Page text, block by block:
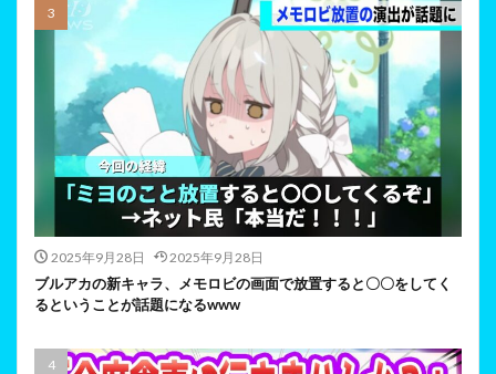
2025年9月28日 2025年9月28日
ブルアカの新キャラ、メモロビの画面で放置すると〇〇をしてく
るということが話題になるwww